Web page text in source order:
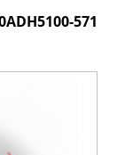
571